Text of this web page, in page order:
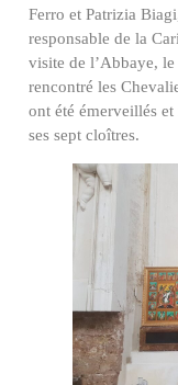
Ferro et Patrizia
responsable de la
visite de l’Abbaye,
rencontré les
ont été émerveillés
ses sept cloîtres.